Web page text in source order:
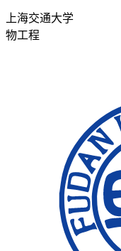
上海交通大学
物工程